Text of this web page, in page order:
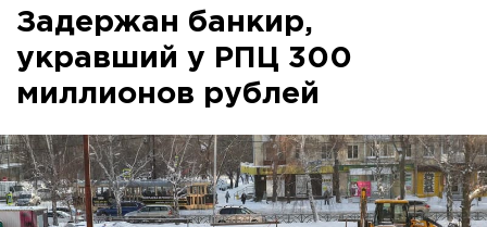
Задержан банкир,
укравший у РПЦ 300
миллионов рублей